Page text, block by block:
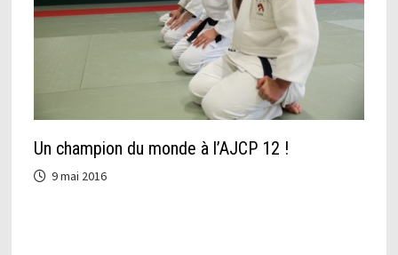
Un champion du monde à l’AJCP 12 !
9 mai 2016